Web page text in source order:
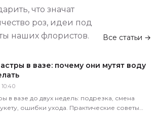
что значат
роз, идеи под
наших флористов.
Все статьи →
в вазе: почему они мутят воду
в вазе до двух недель: подрезка, смена
ошибки ухода. Практические советы